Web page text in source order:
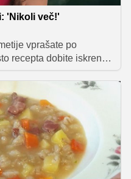
'Nikoli več!'
vprašate po
recepta dobite iskren
o popolnem krožniku.
v kuhinji igra po